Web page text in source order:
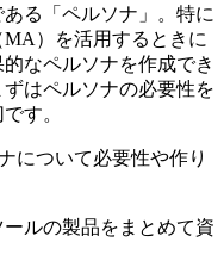
る「ペルソナ」。特に
）を活用するときに
なペルソナを作成でき
はペルソナの必要性を
す。
について必要性や作り
ルの製品をまとめて資